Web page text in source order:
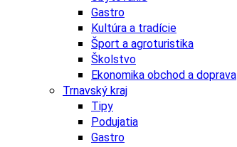
Gastro
Kultúra a tradície
Šport a agroturistika
Školstvo
Ekonomika obchod a doprava
Trnavský kraj
Tipy
Podujatia
Gastro